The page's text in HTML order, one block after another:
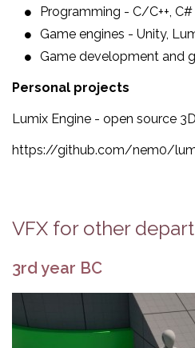
Programming - C/C++, C#
Game engines - Unity,
Game development and
Personal projects
Lumix Engine - open source
https://github.com/nem0/
VFX for other
3rd year BC